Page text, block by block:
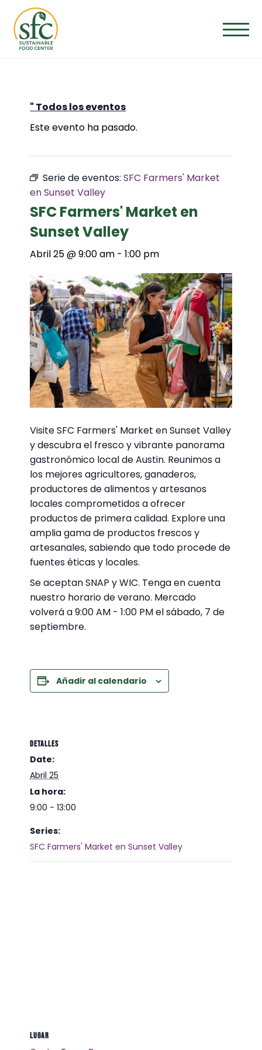
contenido
" Todos los eventos
Este evento ha pasado.
Serie de eventos:SFC Farmers' Market
en Sunset Valley
SFC Farmers' Market en
Sunset Valley
Abril 25 @ 9:00 am -1:00 pm
Visite SFC Farmers' Market en Sunset Valley
y descubra el fresco y vibrante panorama
gastronómico local de Austin. Reunimos a
los mejores agricultores, ganaderos,
productores de alimentos y artesanos
locales comprometidos a ofrecer
productos de primera calidad. Explore una
amplia gama de productos frescos y
artesanales, sabiendo que todo procede de
fuentes éticas y locales.
Se aceptan SNAP y WIC. Tenga en cuenta
nuestro horario de verano. Mercado
volverá a 9:00 AM - 1:00 PM el sábado, 7 de
septiembre.
Añadir al calendario
DETALLES
Date:
Abril 25
La hora:
9:00 - 13:00
Series:
SFC Farmers' Market en Sunset Valley
LUGAR